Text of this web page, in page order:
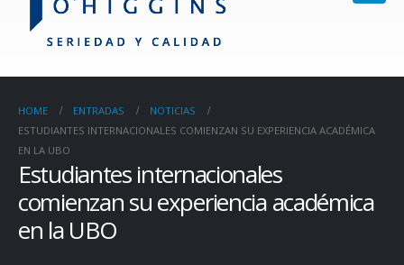
HOME ENTRADAS
NOTICIAS
ESTUDIANTES INTERNACIONALES COMIENZAN SU EXPERIENCIA ACADÉMICA
EN LA UBO
Estudiantes internacionales
comienzan su experiencia académica
en la UBO